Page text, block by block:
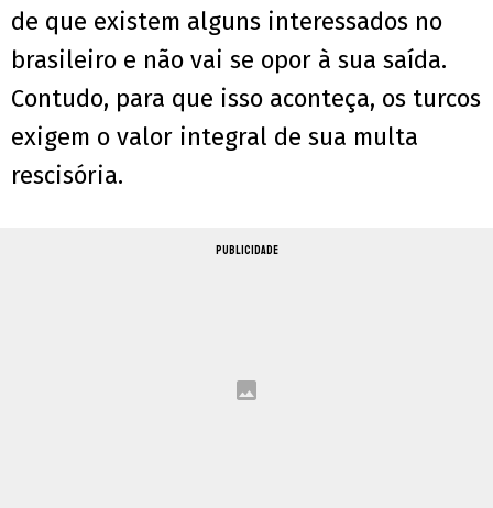
de que existem alguns interessados no
brasileiro e não vai se opor à sua saída.
Contudo, para que isso aconteça, os turcos
exigem o valor integral de sua multa
rescisória.
PUBLICIDADE